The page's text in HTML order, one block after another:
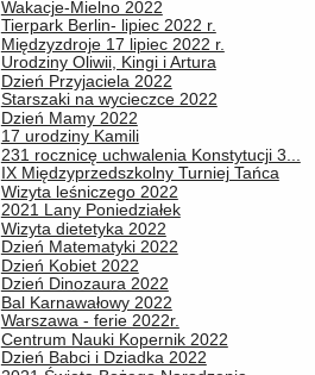
Wakacje-Mielno 2022
Tierpark Berlin- lipiec 2022 r.
Międzyzdroje 17 lipiec 2022 r.
Urodziny Oliwii, Kingi i Artura
Dzień Przyjaciela 2022
Starszaki na wycieczce 2022
Dzień Mamy 2022
17 urodziny Kamili
231 rocznicę uchwalenia Konstytucji 3...
IX Międzyprzedszkolny Turniej Tańca
Wizyta leśniczego 2022
2021 Lany Poniedziałek
Wizyta dietetyka 2022
Dzień Matematyki 2022
Dzień Kobiet 2022
Dzień Dinozaura 2022
Bal Karnawałowy 2022
Warszawa - ferie 2022r.
Centrum Nauki Kopernik 2022
Dzień Babci i Dziadka 2022